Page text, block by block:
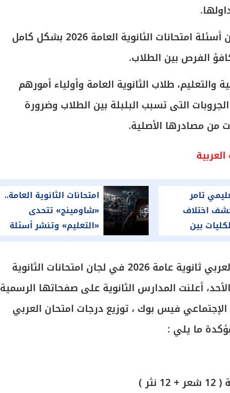
وأكدت الوزارة تأمين أسئلة امتحانات الثانوية العامة 2026 بشكل كامل
الفرص بين الطلاب.
والتعليم، طلاب الثانوية العامة وأولياء أمورهم
التى تسبب البلبلة بين الطلاب وضرورة
من مصادرها الأصلية.
تامر
اختلاف
بين
والبكالوريا
امتحانات الثانوية العامة..
«شاومينج» تتحدى
«التعليم» وتنشر أسئلة
التربية الدينية بعد 30
وقبل آداء امتحان العربي ثانوية عامة 2026 في لجان امتحانات الثانوية
اليوم الأحد، أعلنت المدارس الثانوية على صفحاتها الرسمية
فيس بوك ، توزيع درجات امتحان العربي
شوقي غريب.. المدير الفني رجل
كل المناصب في الجبلاية برعاية